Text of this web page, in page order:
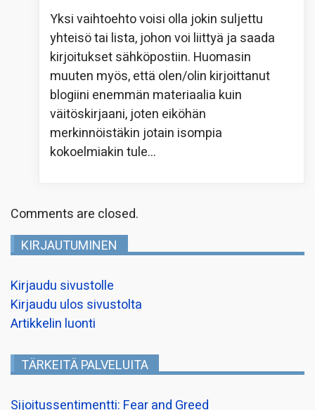
Yksi vaihtoehto voisi olla jokin suljettu
yhteisö tai lista, johon voi liittyä ja saada
kirjoitukset sähköpostiin. Huomasin
muuten myös, että olen/olin kirjoittanut
blogiini enemmän materiaalia kuin
väitöskirjaani, joten eiköhän
merkinnöistäkin jotain isompia
kokoelmiakin tule…
Comments are closed.
KIRJAUTUMINEN
Kirjaudu sivustolle
Kirjaudu ulos sivustolta
Artikkelin luonti
TÄRKEITÄ PALVELUITA
Sijoitussentimentti: Fear and Greed